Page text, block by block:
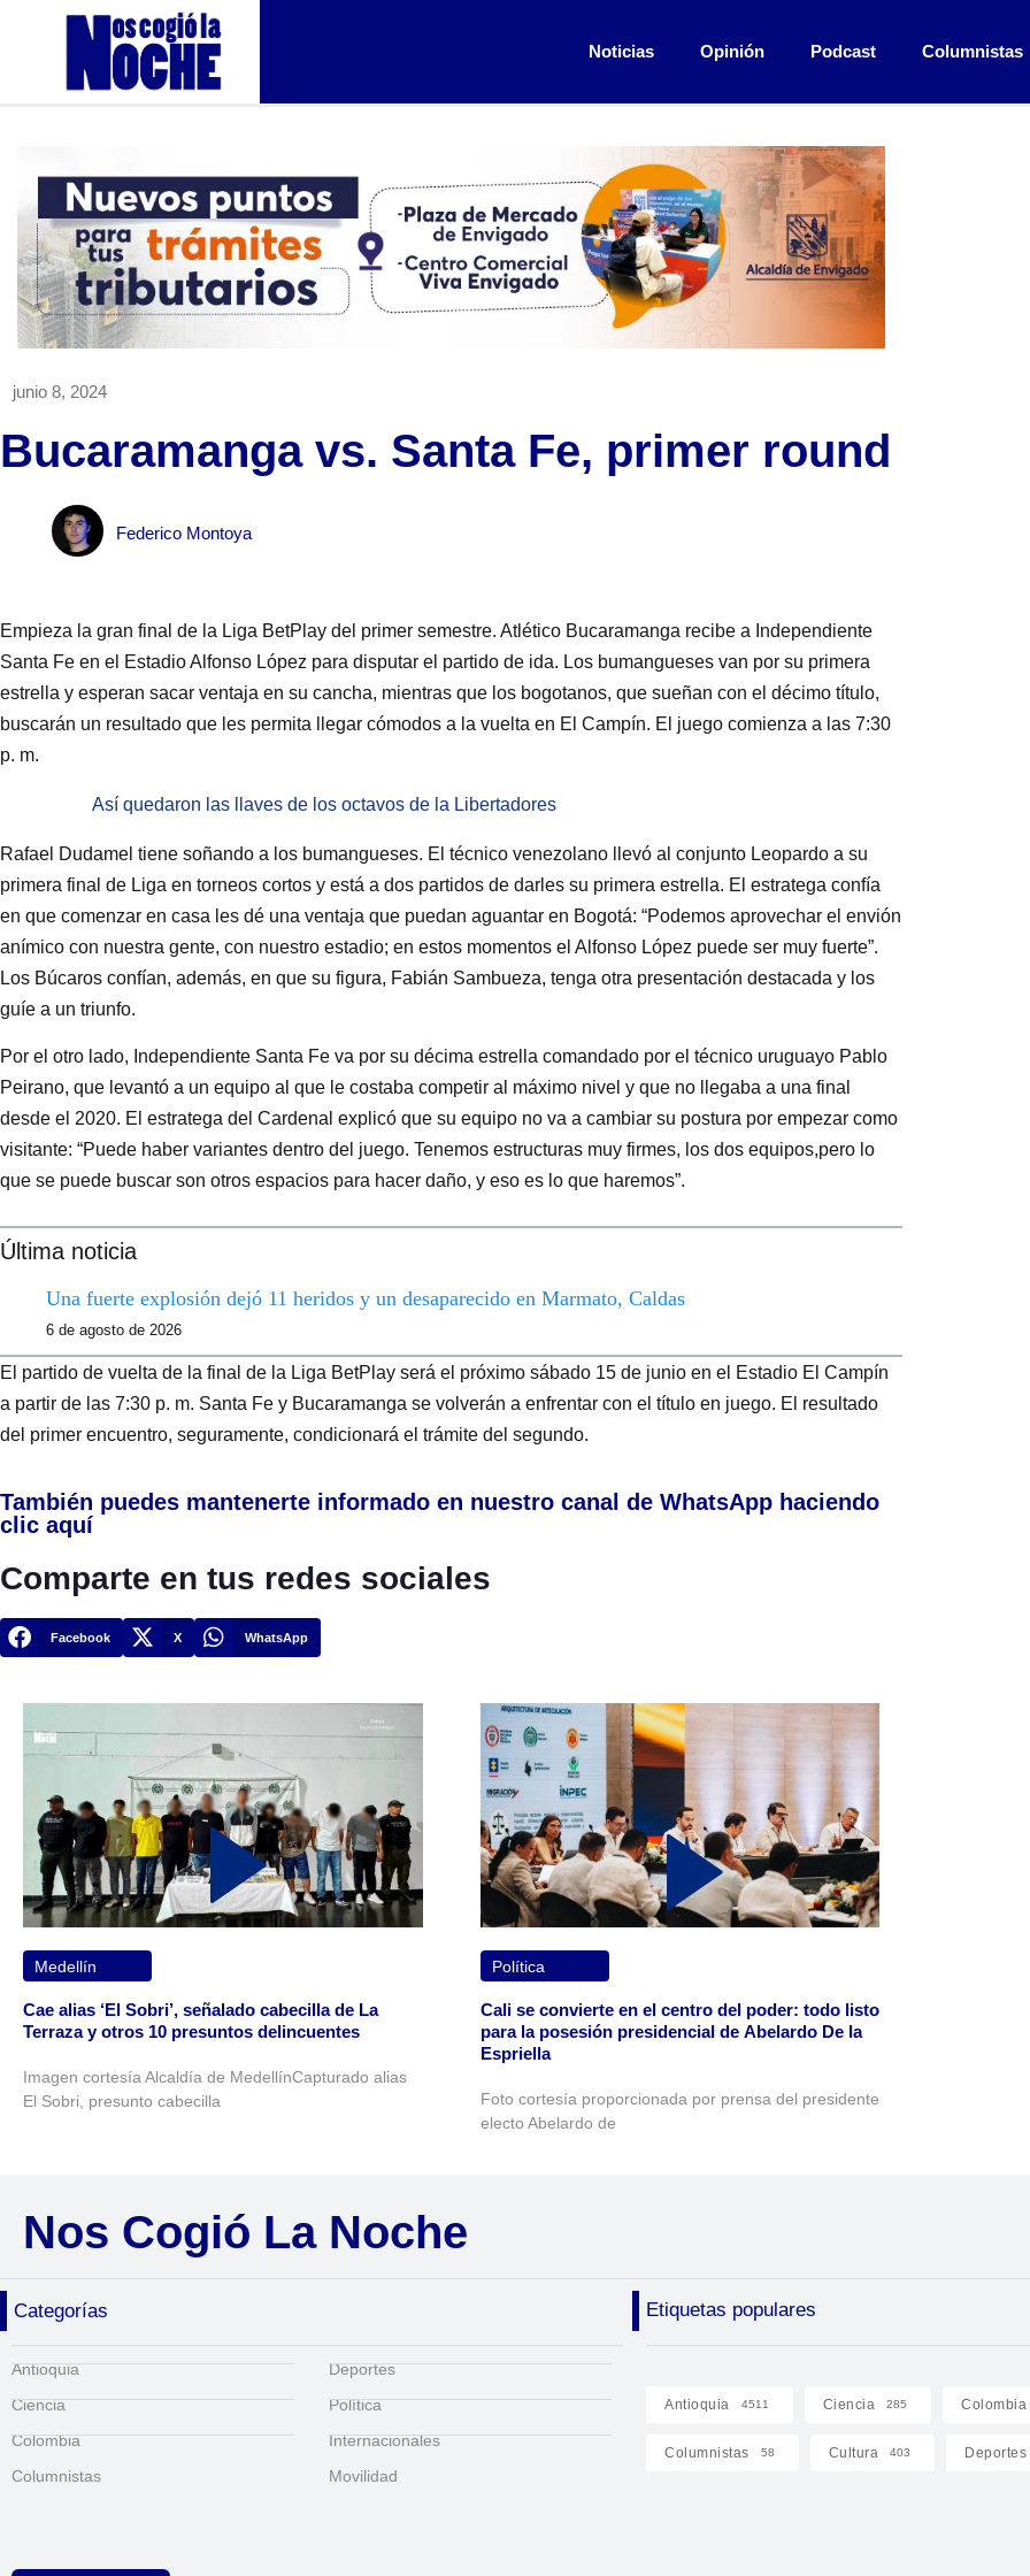
Noticias Opinión Podcast Columnistas
junio 8, 2024
Bucaramanga vs. Santa Fe, primer round
Federico Montoya
Empieza la gran final de la Liga BetPlay del primer semestre. Atlético Bucaramanga recibe a Independiente
Santa Fe en el Estadio Alfonso López para disputar el partido de ida. Los bumangueses van por su primera
estrella y esperan sacar ventaja en su cancha, mientras que los bogotanos, que sueñan con el décimo título,
buscarán un resultado que les permita llegar cómodos a la vuelta en El Campín. El juego comienza a las 7:30
p. m.
Así quedaron las llaves de los octavos de la Libertadores
Rafael Dudamel tiene soñando a los bumangueses. El técnico venezolano llevó al conjunto Leopardo a su
primera final de Liga en torneos cortos y está a dos partidos de darles su primera estrella. El estratega confía
en que comenzar en casa les dé una ventaja que puedan aguantar en Bogotá: “Podemos aprovechar el envión
anímico con nuestra gente, con nuestro estadio; en estos momentos el Alfonso López puede ser muy fuerte”.
Los Búcaros confían, además, en que su figura, Fabián Sambueza, tenga otra presentación destacada y los
guíe a un triunfo.
Por el otro lado, Independiente Santa Fe va por su décima estrella comandado por el técnico uruguayo Pablo
Peirano, que levantó a un equipo al que le costaba competir al máximo nivel y que no llegaba a una final
desde el 2020. El estratega del Cardenal explicó que su equipo no va a cambiar su postura por empezar como
visitante: “Puede haber variantes dentro del juego. Tenemos estructuras muy firmes, los dos equipos,pero lo
que se puede buscar son otros espacios para hacer daño, y eso es lo que haremos”.
Última noticia
Una fuerte explosión dejó 11 heridos y un desaparecido en Marmato, Caldas
6 de agosto de 2026
El partido de vuelta de la final de la Liga BetPlay será el próximo sábado 15 de junio en el Estadio El Campín
a partir de las 7:30 p. m. Santa Fe y Bucaramanga se volverán a enfrentar con el título en juego. El resultado
del primer encuentro, seguramente, condicionará el trámite del segundo.
También puedes mantenerte informado en nuestro canal de WhatsApp haciendo
clic aquí
Comparte en tus redes sociales
Facebook X WhatsApp
Medellín
Cae alias ‘El Sobri’, señalado cabecilla de La
Terraza y otros 10 presuntos delincuentes
Imagen cortesía Alcaldía de MedellínCapturado alias
El Sobri, presunto cabecilla
Política
Cali se convierte en el centro del poder: todo listo
para la posesión presidencial de Abelardo De la
Espriella
Foto cortesía proporcionada por prensa del presidente
electo Abelardo de
Nos Cogió La Noche
Categorías Etiquetas populares
Antioquia
Ciencia
Colombia
Columnistas
Deportes
Política
Internacionales
Movilidad
Antioquia 4511 Ciencia 285 Colombia
Columnistas 58 Cultura 403 Deportes